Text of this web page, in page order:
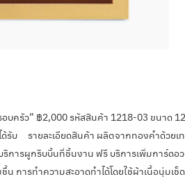
บครัว” ฿2,000 รหัสสินค้า 1218-03 ขนาด
รับ รายละเอียดสินค้า ผลิตจากทองคำด้วย
การผูกริบบิ้นที่ชิ้นงาน ฟรี บริการเพิ่มการ์ด
การทำความสะอาดทำได้โดยใช้ผ้าเนื้อนุ่มเ